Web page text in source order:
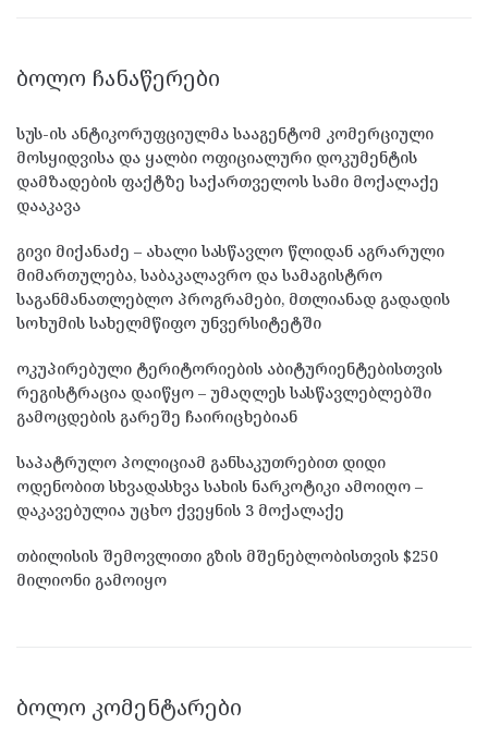
ᲑᲝᲚᲝ ᲩᲐᲜᲐᲬᲔᲠᲔᲑᲘ
სუს-ის ანტიკორუფციულმა სააგენტომ კომერციული
მოსყიდვისა და ყალბი ოფიციალური დოკუმენტის
დამზადების ფაქტზე საქართველოს სამი მოქალაქე
დააკავა
გივი მიქანაძე – ახალი სასწავლო წლიდან აგრარული
მიმართულება, საბაკალავრო და სამაგისტრო
საგანმანათლებლო პროგრამები, მთლიანად გადადის
სოხუმის სახელმწიფო უნვერსიტეტში
ოკუპირებული ტერიტორიების აბიტურიენტებისთვის
რეგისტრაცია დაიწყო – უმაღლეს სასწავლებლებში
გამოცდების გარეშე ჩაირიცხებიან
საპატრულო პოლიციამ განსაკუთრებით დიდი
ოდენობით სხვადასხვა სახის ნარკოტიკი ამოიღო –
დაკავებულია უცხო ქვეყნის 3 მოქალაქე
თბილისის შემოვლითი გზის მშენებლობისთვის $250
მილიონი გამოიყო
ᲑᲝᲚᲝ ᲙᲝᲛᲔᲜᲢᲐᲠᲔᲑᲘ